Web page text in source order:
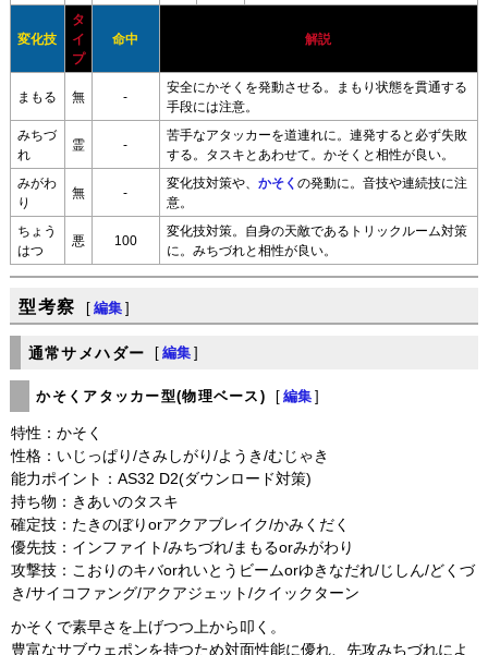
変化技
タ
イ
プ
命中 解説
まもる 無 -
安全にかそくを発動させる。まもり状態を貫通する
手段には注意。
みちづ
れ
霊 -
苦手なアタッカーを道連れに。連発すると必ず失敗
する。タスキとあわせて。かそくと相性が良い。
みがわ
り
無 -
変化技対策や、 かそく の発動に。音技や連続技に注
意。
ちょう
はつ
悪 100
変化技対策。自身の天敵であるトリックルーム対策
に。みちづれと相性が良い。
型考察 [ 編集 ]
通常サメハダー [ 編集 ]
かそくアタッカー型(物理ベース) [ 編集 ]
特性：かそく
性格：いじっぱり/さみしがり/ようき/むじゃき
能力ポイント：AS32 D2(ダウンロード対策)
持ち物：きあいのタスキ
確定技：たきのぼりorアクアブレイク/かみくだく
優先技：インファイト/みちづれ/まもるorみがわり
攻撃技：こおりのキバorれいとうビームorゆきなだれ/じしん/どくづ
き/サイコファング/アクアジェット/クイックターン
かそくで素早さを上げつつ上から叩く。
豊富なサブウェポンを持つため対面性能に優れ、先攻みちづれによ